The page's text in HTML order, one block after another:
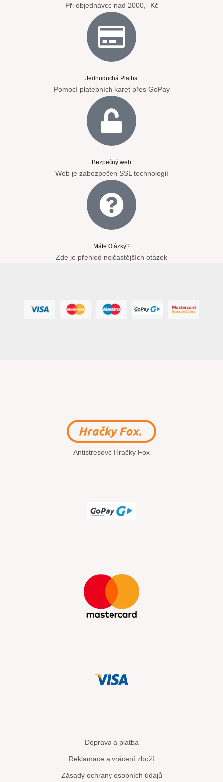
Při objednávce nad 2000,- Kč
Jednuduchá Platba
Pomocí platebních karet přes GoPay
Bezpečný web
Web je zabezpečen SSL technologií
Máte Otázky?
Zde je přehled nejčastějších otázek
Antistresové Hračky Fox
Doprava a platba
Reklamace a vrácení zboží
Zásady ochrany osobních údajů